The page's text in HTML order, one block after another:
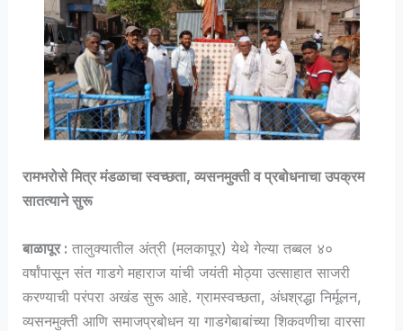
रामभरोसे मित्र मंडळाचा स्वच्छता, व्यसनमुक्ती व प्रबोधनाचा उपक्रम
सातत्याने सुरू
बाळापूर : तालुक्यातील अंत्री (मलकापूर) येथे गेल्या तब्बल ४०
वर्षांपासूनसंत गाडगे महाराजयांची जयंती मोठ्या उत्साहात साजरी
करण्याची परंपरा अखंड सुरू आहे. ग्रामस्वच्छता, अंधश्रद्धा निर्मूलन,
व्यसनमुक्ती आणि समाजप्रबोधन या गाडगेबाबांच्या शिकवणीचा वारसा